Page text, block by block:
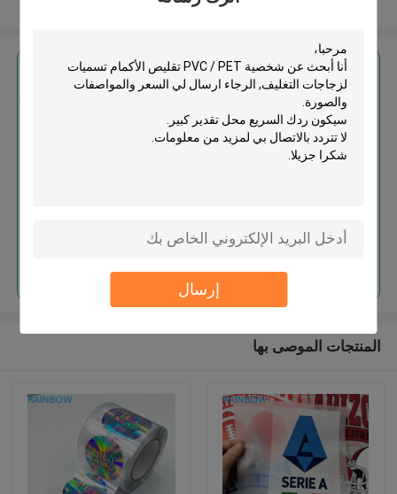
إرسال
احصل على افضل سعر ل
تسميات لزجاجات التغليف
المنتجات الموصى بها